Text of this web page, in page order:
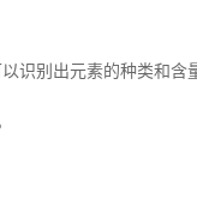
识别出元素的种类和含